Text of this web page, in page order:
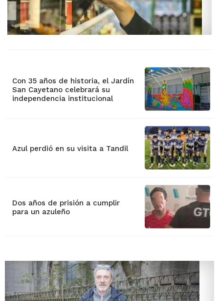
Con 35 años de historia, el Jardín
San Cayetano celebrará su
independencia institucional
Azul perdió en su visita a Tandil
Dos años de prisión a cumplir
para un azuleño